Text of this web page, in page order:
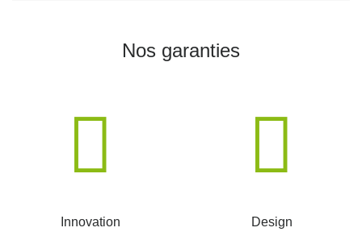
Nos garanties
Innovation Design